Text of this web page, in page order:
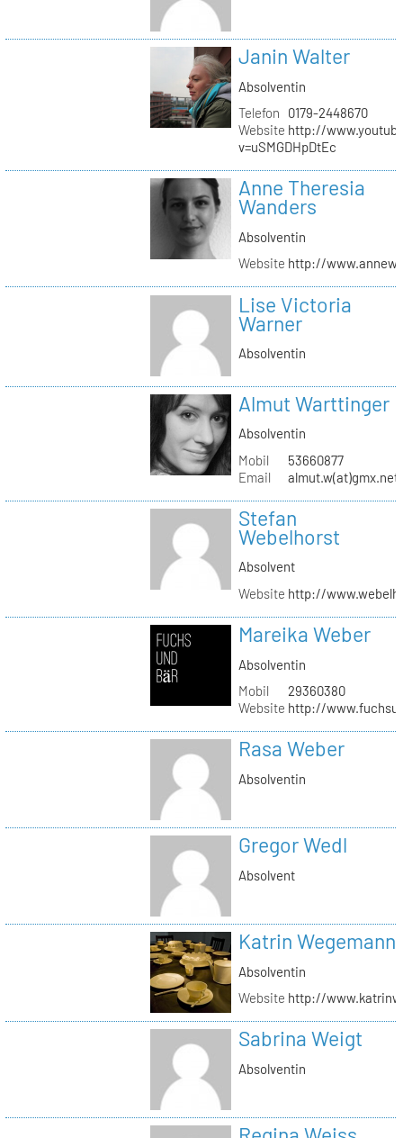
Janin Walter
Absolventin
Telefon
0179-2448670
Website http://
v=uSMGDHpDtEc
Anne Theresia
Wanders
Absolventin
Website http://
Lise Victoria
Warner
Absolventin
Almut Warttinger
Absolventin
Mobil
53660877
Email
almut.w(at)gmx.net
Stefan
Webelhorst
Absolvent
Website http://
Mareika Weber
Absolventin
Mobil
29360380
Website http://
Rasa Weber
Absolventin
Gregor Wedl
Absolvent
Katrin Wegemann
Absolventin
Website http://
Sabrina Weigt
Absolventin